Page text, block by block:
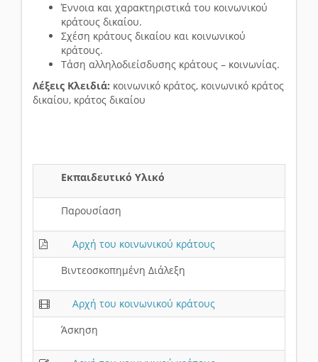
Έννοια και χαρακτηριστικά του κοινωνικού
κράτους δικαίου.
Σχέση κράτους δικαίου και κοινωνικού
κράτους.
Τάση αλληλοδιείσδυσης κράτους – κοινωνίας.
Λέξεις Κλειδιά: κοινωνικό κράτος, κοινωνικό κράτος
δικαίου, κράτος δικαίου
Εκπαιδευτικό Υλικό
Παρουσίαση
Αρχή του κοινωνικού κράτους
Βιντεοσκοπημένη Διάλεξη
Αρχή του κοινωνικού κράτους
Άσκηση